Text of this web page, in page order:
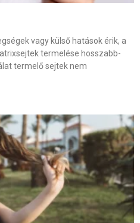
vagy külső hatások érik, a
termelése hosszabb-
termelő sejtek nem